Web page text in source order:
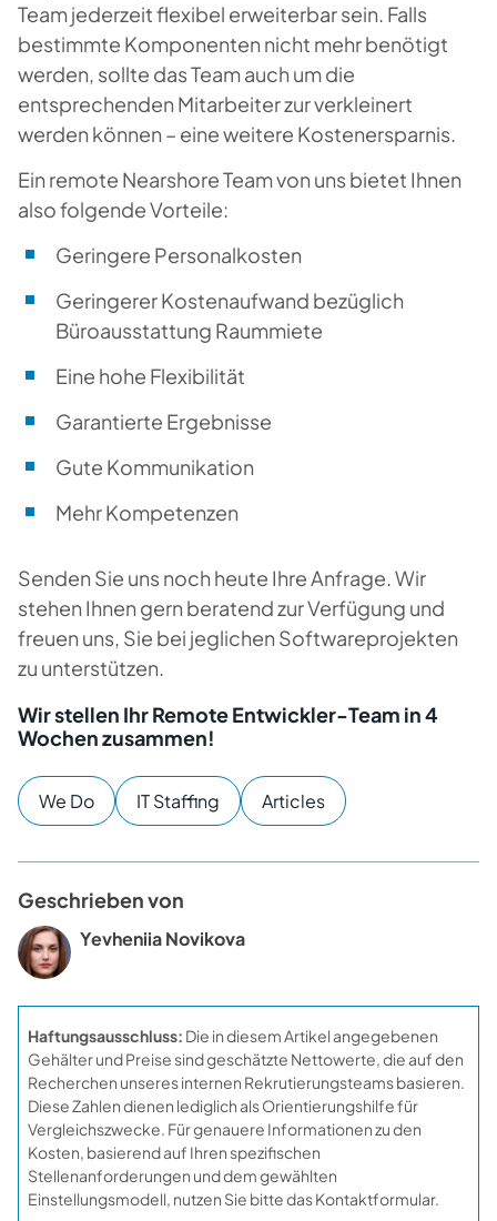
Team jederzeit flexibel erweiterbar sein. Falls
bestimmte Komponenten nicht mehr benötigt
werden, sollte das Team auch um die
entsprechenden Mitarbeiter zur verkleinert
werden können – eine weitere Kostenersparnis.
Ein remote Nearshore Team von uns bietet Ihnen
also folgende Vorteile:
Geringere Personalkosten
Geringerer Kostenaufwand bezüglich
Büroausstattung Raummiete
Eine hohe Flexibilität
Garantierte Ergebnisse
Gute Kommunikation
Mehr Kompetenzen
Senden Sie uns noch heute Ihre Anfrage. Wir
stehen Ihnen gern beratend zur Verfügung und
freuen uns, Sie bei jeglichen Softwareprojekten
zu unterstützen.
Wir stellen Ihr Remote Entwickler-Team in 4
Wochen zusammen!
We Do IT Staffing Articles
Geschrieben von
Yevheniia Novikova
Haftungsausschluss: Die in diesem Artikel angegebenen
Gehälter und Preise sind geschätzte Nettowerte, die auf den
Recherchen unseres internen Rekrutierungsteams basieren.
Diese Zahlen dienen lediglich als Orientierungshilfe für
Vergleichszwecke. Für genauere Informationen zu den
Kosten, basierend auf Ihren spezifischen
Stellenanforderungen und dem gewählten
Einstellungsmodell, nutzen Sie bitte das Kontaktformular.